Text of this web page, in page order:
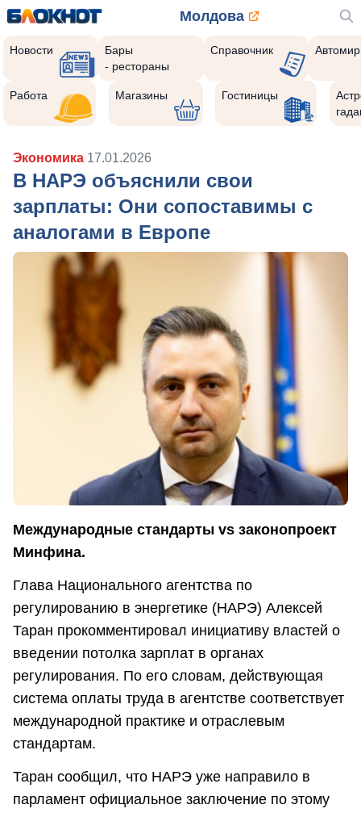
Молдова
Новости
Бары
- рестораны
Справочник Автомир
Работа Магазины Гостиницы
Экономика 17.01.2026
В НАРЭ объяснили свои
зарплаты: Они сопоставимы с
аналогами в Европе
Международные стандарты vs законопроект
Минфина.
Глава Национального агентства по
регулированию в энергетике (НАРЭ) Алексей
Таран прокомментировал инициативу властей о
введении потолка зарплат в органах
регулирования. По его словам, действующая
система оплаты труда в агентстве соответствует
международной практике и отраслевым
стандартам.
Таран сообщил, что НАРЭ уже направило в
парламент официальное заключение по этому